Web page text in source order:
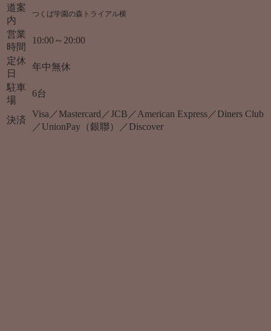
道案
内
つくば学園の森トライアル横
営業
時間
10:00～20:00
定休
日
年中無休
駐車
場
6台
決済
Visa／Mastercard／JCB／American Express／Diners Club
／UnionPay（銀聯）／Discover